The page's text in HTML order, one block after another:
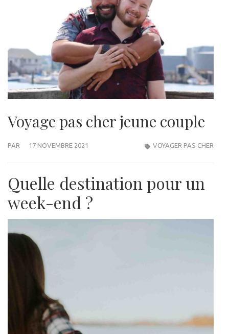
Voyage pas cher jeune couple
PAR 17 NOVEMBRE 2021 VOYAGER PAS CHER
Quelle destination pour un
week-end ?